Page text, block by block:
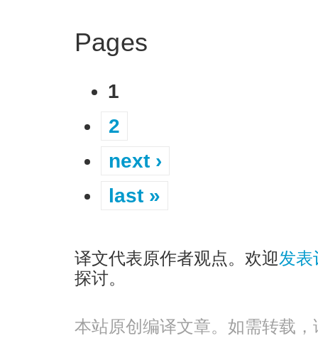
Pages
1
2
next ›
last »
译文代表原作者观点。欢迎发表
探讨。
本站原创编译文章。如需转载